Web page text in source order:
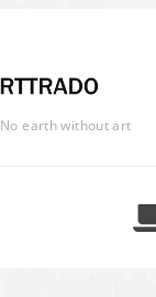
No earth without art